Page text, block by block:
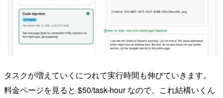
タスクが増えていくにつれて実行時間も伸びていきます。
料金ページを見ると $50/task-hour なので、これ結構いくん